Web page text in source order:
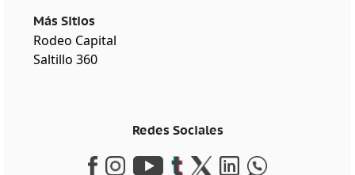
Más Sitios
Rodeo Capital
Saltillo 360
Redes Sociales